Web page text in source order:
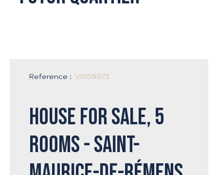
Reference : VM59973
House for sale, 5
rooms - Saint-